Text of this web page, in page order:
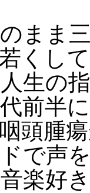
まま
くし
生の
前半
頭腫
で声
楽好